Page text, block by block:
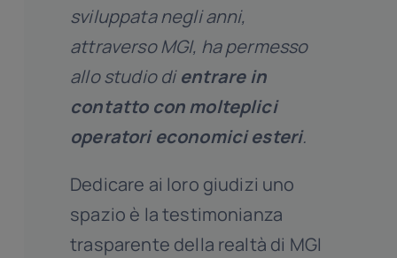
sviluppata negli anni,
attraverso MGI, ha permesso
allo studio dientrare in
contatto con molteplici
operatori economici esteri.
Dedicare ai loro giudizi uno
spazio è la testimonianza
trasparente della realtà di MGI